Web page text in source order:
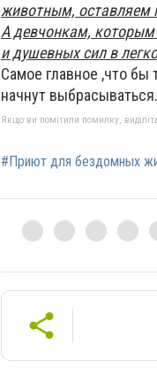
животным, оставляем
А девчонкам, которым
и душевных сил в
Самое главное ,что бы
начнут
Якщо ви помітили помилку,
#Приют для бездомных